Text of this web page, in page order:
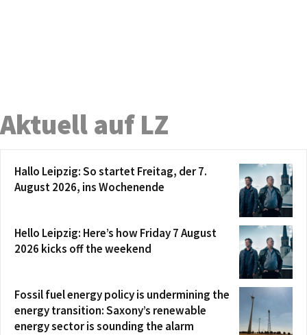
Aktuell auf LZ
Hallo Leipzig: So startet Freitag, der 7.
August 2026, ins Wochenende
Hello Leipzig: Here’s how Friday 7 August
2026 kicks off the weekend
Fossil fuel energy policy is undermining the
energy transition: Saxony’s renewable
energy sector is sounding the alarm